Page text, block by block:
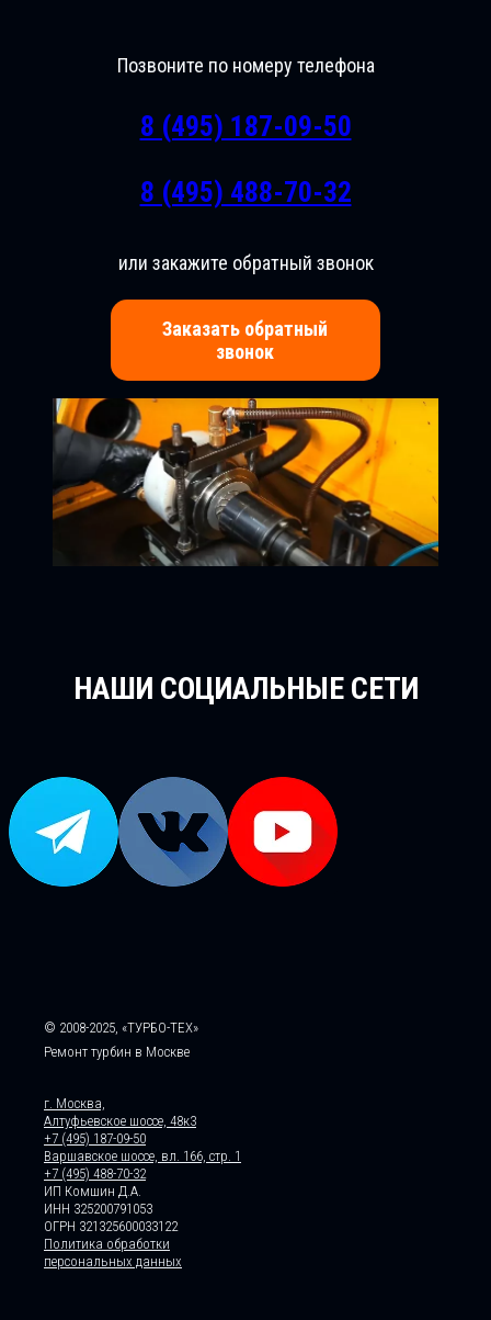
Позвоните по номеру телефона
8 (495) 187-09-50
8 (495) 488-70-32
или закажите обратный звонок
Заказать обратный
звонок
НАШИ СОЦИАЛЬНЫЕ СЕТИ
© 2008-2025, «ТУРБО-ТЕХ»
Ремонт турбин в Москве
г. Москва,
Алтуфьевское шоссе, 48к3
+7 (495) 187-09-50
Варшавское шоссе, вл. 166, стр. 1
+7 (495) 488-70-32
ИП Комшин Д.А.
ИНН 325200791053
ОГРН 321325600033122
Политика обработки
персональных данных